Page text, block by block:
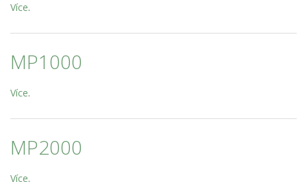
Více.
MP1000
Více.
MP2000
Více.